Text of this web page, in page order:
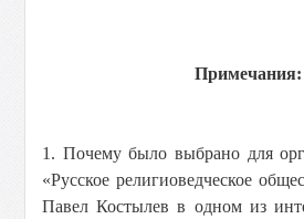
Примечания:
1. Почему было выбрано для
«Русское религиоведческое
Павел Костылев в одном из